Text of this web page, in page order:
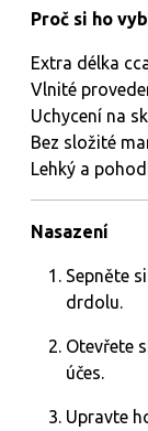
Proč si ho
Extra délka
Vlnité
Uchycení na
Bez složité
Lehký a
Nasazení
Sepněte
drdolu.
Otevřete
účes.
Upravte